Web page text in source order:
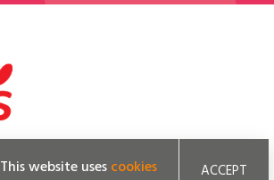
This website usescookies ACCEPT